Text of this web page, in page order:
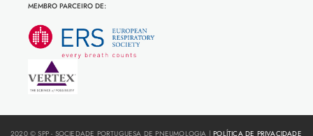
MEMBRO PARCEIRO DE:
2020 © SPP - SOCIEDADE PORTUGUESA DE PNEUMOLOGIA |POLÍTICA DE PRIVACIDADE